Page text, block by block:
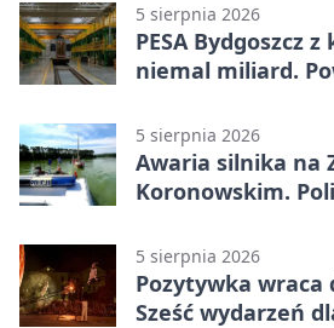
5 sierpnia 2026
PESA Bydgoszcz
niemal miliard.
5 sierpnia 2026
Awaria silnika na
Koronowskim.
5 sierpnia 2026
Pozytywka wraca
Sześć wydarzeń